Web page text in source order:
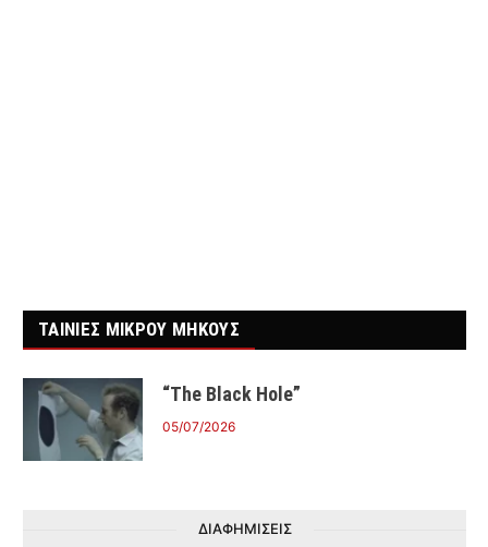
ΤΑΙΝΙΕΣ ΜΙΚΡΟΥ ΜΗΚΟΥΣ
“The Black Hole”
05/07/2026
ΔΙΑΦΗΜΙΣΕΙΣ